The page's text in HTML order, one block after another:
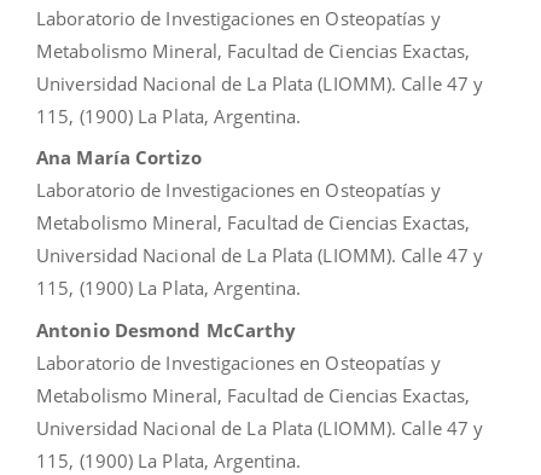
Laboratorio de Investigaciones en Osteopatías y
Metabolismo Mineral, Facultad de Ciencias Exactas,
Universidad Nacional de La Plata (LIOMM). Calle 47 y
115, (1900) La Plata, Argentina.
Ana María Cortizo
Laboratorio de Investigaciones en Osteopatías y
Metabolismo Mineral, Facultad de Ciencias Exactas,
Universidad Nacional de La Plata (LIOMM). Calle 47 y
115, (1900) La Plata, Argentina.
Antonio Desmond McCarthy
Laboratorio de Investigaciones en Osteopatías y
Metabolismo Mineral, Facultad de Ciencias Exactas,
Universidad Nacional de La Plata (LIOMM). Calle 47 y
115, (1900) La Plata, Argentina.